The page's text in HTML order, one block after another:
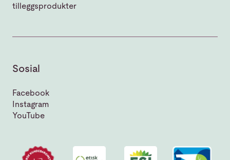
tilleggsprodukter
Sosial
Facebook
Instagram
YouTube